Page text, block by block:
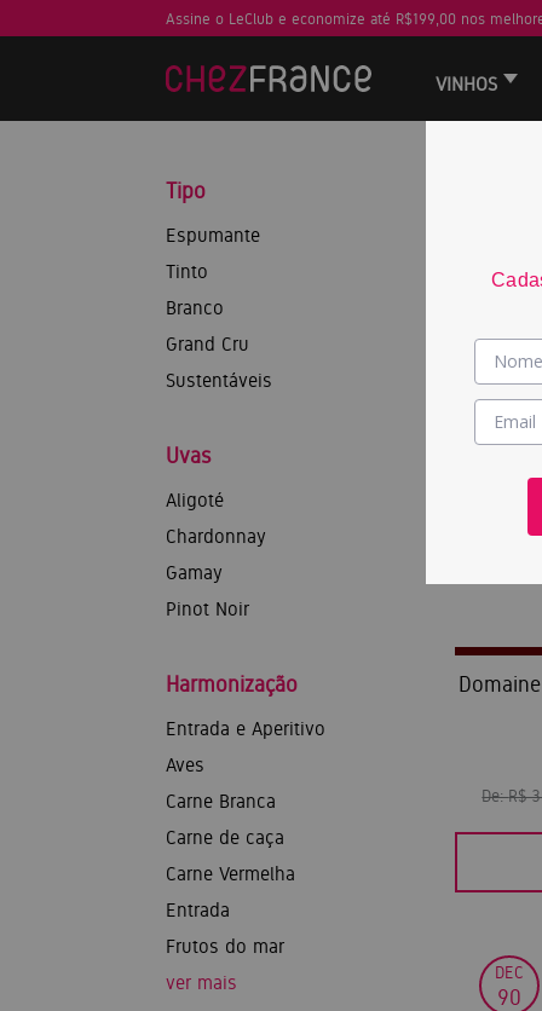
Assine o LeClub e economize até R$199,00 nos
VINHOS
Tipo
Espumante
Tinto
Branco
Grand Cru
Sustentáveis
Uvas
Aligoté
Chardonnay
Gamay
Pinot Noir
Harmonização
Entrada e Aperitivo
Aves
Carne Branca
Carne de caça
Carne Vermelha
Entrada
Frutos do mar
ver mais
De:R$
DEC
90